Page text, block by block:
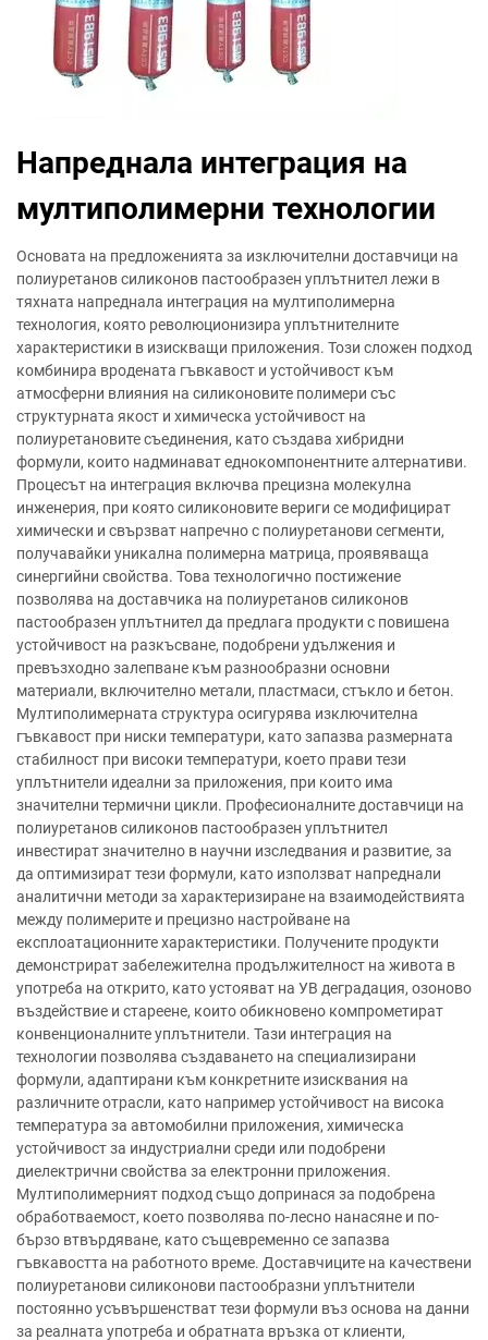
Напреднала интеграция на
мултиполимерни технологии
Основата на предложенията за изключителни доставчици на
полиуретанов силиконов пастообразен уплътнител лежи в
тяхната напреднала интеграция на мултиполимерна
технология, която революционизира уплътнителните
характеристики в изискващи приложения. Този сложен подход
комбинира вродената гъвкавост и устойчивост към
атмосферни влияния на силиконовите полимери със
структурната якост и химическа устойчивост на
полиуретановите съединения, като създава хибридни
формули, които надминават еднокомпонентните алтернативи.
Процесът на интеграция включва прецизна молекулна
инженерия, при която силиконовите вериги се модифицират
химически и свързват напречно с полиуретанови сегменти,
получавайки уникална полимерна матрица, проявяваща
синергийни свойства. Това технологично постижение
позволява на доставчика на полиуретанов силиконов
пастообразен уплътнител да предлага продукти с повишена
устойчивост на разкъсване, подобрени удължения и
превъзходно залепване към разнообразни основни
материали, включително метали, пластмаси, стъкло и бетон.
Мултиполимерната структура осигурява изключителна
гъвкавост при ниски температури, като запазва размерната
стабилност при високи температури, което прави тези
уплътнители идеални за приложения, при които има
значителни термични цикли. Професионалните доставчици на
полиуретанов силиконов пастообразен уплътнител
инвестират значително в научни изследвания и развитие, за
да оптимизират тези формули, като използват напреднали
аналитични методи за характеризиране на взаимодействията
между полимерите и прецизно настройване на
експлоатационните характеристики. Получените продукти
демонстрират забележителна продължителност на живота в
употреба на открито, като устояват на УВ деградация, озоново
въздействие и стареене, които обикновено компрометират
конвенционалните уплътнители. Тази интеграция на
технологии позволява създаването на специализирани
формули, адаптирани към конкретните изисквания на
различните отрасли, като например устойчивост на висока
температура за автомобилни приложения, химическа
устойчивост за индустриални среди или подобрени
диелектрични свойства за електронни приложения.
Мултиполимерният подход също допринася за подобрена
обработваемост, което позволява по-лесно нанасяне и по-
бързо втвърдяване, като същевременно се запазва
гъвкавостта на работното време. Доставчиците на качествени
полиуретанови силиконови пастообразни уплътнители
постоянно усъвършенстват тези формули въз основа на данни
за реалната употреба и обратната връзка от клиенти,